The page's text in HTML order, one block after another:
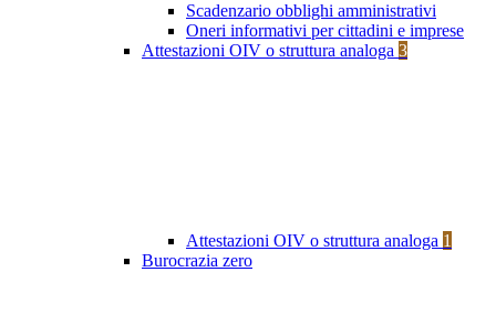
Scadenzario obblighi amministrativi
Oneri informativi per cittadini e imprese
Attestazioni OIV o struttura analoga 3
Attestazioni OIV o struttura analoga 1
Burocrazia zero